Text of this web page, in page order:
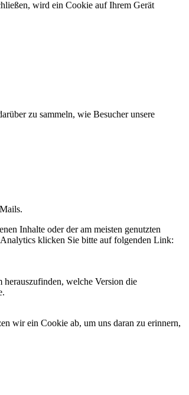
wird ein Cookie auf Ihrem Gerät
zu sammeln, wie Besucher unsere
Inhalte oder der am meisten genutzten
klicken Sie bitte auf folgenden Link:
welche Version die
wir ein Cookie ab, um uns daran zu erinnern,